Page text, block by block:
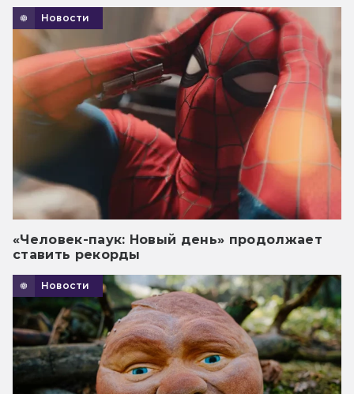
Новости
«Человек-паук: Новый день» продолжает
ставить рекорды
Новости